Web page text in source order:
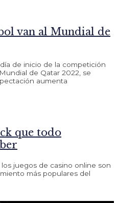
van al Mundial de
de inicio de la competición
de Qatar 2022, se
aumenta
que todo
juegos de casino online son
más populares del